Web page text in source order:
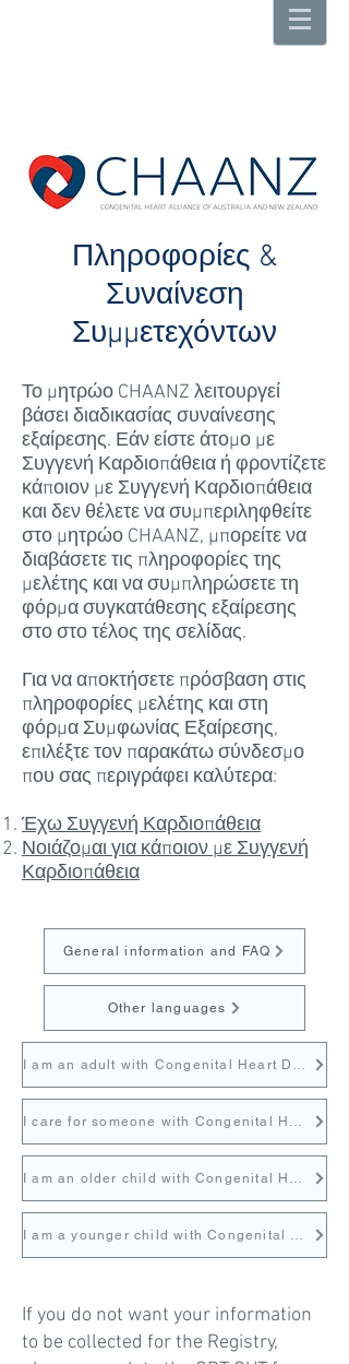
Πληροφορίες &
Συναίνεση
Συμμετεχόντων
Το μητρώο CHAANZ λειτουργεί
βάσει διαδικασίας συναίνεσης
εξαίρεσης. Εάν είστε άτομο με
Συγγενή Καρδιοπάθεια ή φροντίζετε
κάποιον με Συγγενή Καρδιοπάθεια
και δεν θέλετε να συμπεριληφθείτε
στο μητρώο CHAANZ, μπορείτε να
διαβάσετε τις πληροφορίες της
μελέτης και να συμπληρώσετε τη
φόρμα συγκατάθεσης εξαίρεσης
στο στο τέλος της σελίδας.
Για να αποκτήσετε πρόσβαση στις
πληροφορίες μελέτης και στη
φόρμα Συμφωνίας Εξαίρεσης,
επιλέξτε τον παρακάτω σύνδεσμο
που σας περιγράφει καλύτερα:
Έχω Συγγενή Καρδιοπάθεια
Νοιάζομαι για κάποιον με Συγγενή
Καρδιοπάθεια
General information and FAQ
Other languages
I am an adult with Congenital Heart Disease
I care for someone with Congenital Heart Disease
I am an older child with Congenital Heart Disease
I am a younger child with Congenital Heart Disease
If you do not want your information
to be collected for the Registry,